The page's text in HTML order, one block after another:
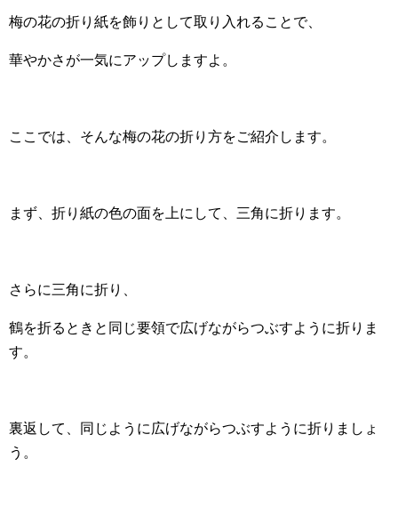
梅の花の折り紙を飾りとして取り入れることで、
華やかさが一気にアップしますよ。
ここでは、そんな梅の花の折り方をご紹介します。
まず、折り紙の色の面を上にして、三角に折ります。
さらに三角に折り、
鶴を折るときと同じ要領で広げながらつぶすように折りま
す。
裏返して、同じように広げながらつぶすように折りましょ
う。